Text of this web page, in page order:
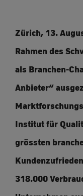
Zürich, 13.
Rahmen des
als Branchen-
Anbieter“
Institut für
grössten
318.000